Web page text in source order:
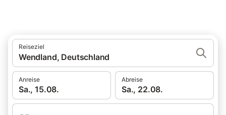
Reiseziel
Wendland, Deutschland
Anreise
Sa., 15.08.
Abreise
Sa., 22.08.